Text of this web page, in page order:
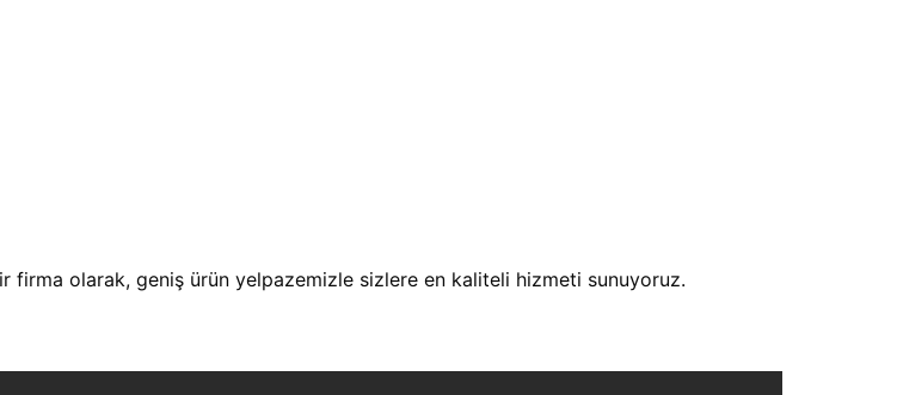
olarak, geniş ürün yelpazemizle sizlere en kaliteli hizmeti sunuyoruz.